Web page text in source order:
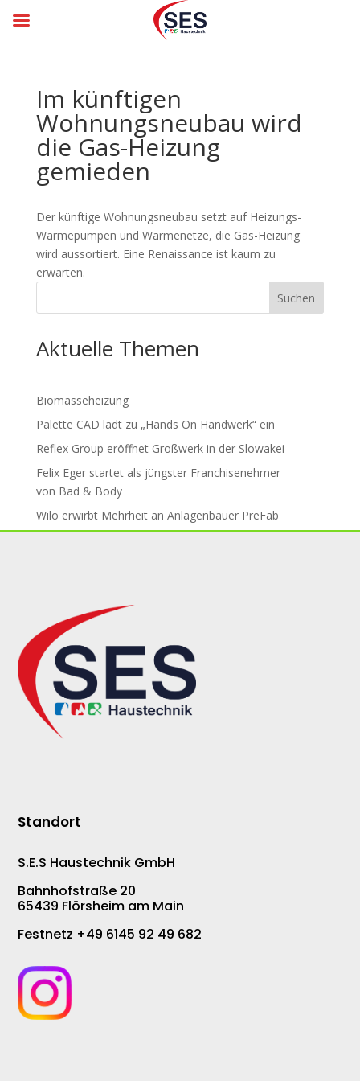
Im künftigen
Wohnungsneubau wird
die Gas-Heizung
gemieden
Der künftige Wohnungs­neubau setzt auf Heizungs-
Wärme­pumpen und Wärme­netze, die Gas-Heizung
wird aussortiert. Eine Renais­sance ist kaum zu
erwarten.
Suchen
Aktuelle Themen
Biomasseheizung
Palette CAD lädt zu „Hands On Handwerk“ ein
Reflex Group er­öff­net Groß­werk in der Slo­wa­kei
Felix Eger startet als jüngster Fran­chise­neh­mer
von Bad & Body
Wilo erwirbt Mehr­heit an An­la­gen­bau­er PreFab
Standort
S.E.S Haustechnik GmbH
Bahnhofstraße 20
65439 Flörsheim am Main
Festnetz +49 6145 92 49 682